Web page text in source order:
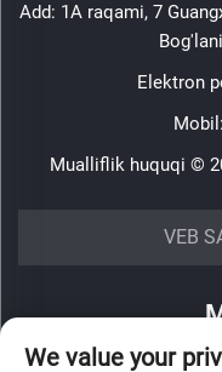
Add: 1A raqami, 7
Elektron
Mobil:
Mualliflik huquqi ©
VEB
https://
Haftalik
We value your